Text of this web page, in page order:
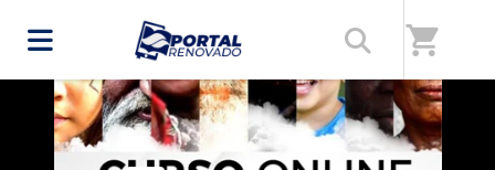
shopping_cart